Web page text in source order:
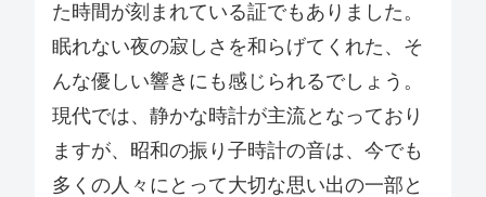
た時間が刻まれている証でもありました。
眠れない夜の寂しさを和らげてくれた、そ
んな優しい響きにも感じられるでしょう。
現代では、静かな時計が主流となっており
ますが、昭和の振り子時計の音は、今でも
多くの人々にとって大切な思い出の一部と